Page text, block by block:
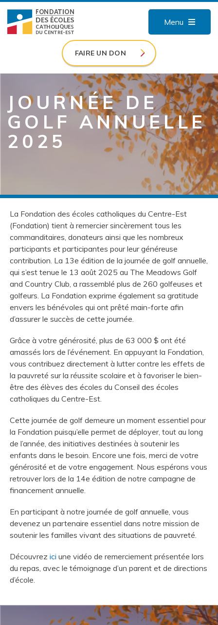
Menu
FAIRE UN DON
JOURNÉE DE
GOLF ANNUELLE
2025
La Fondation des écoles catholiques du Centre-Est
(Fondation) tient à remercier sincèrement tous les
commanditaires, donateurs ainsi que les nombreux
participants et participantes pour leur généreuse
contribution. La 13e édition de la journée de golf annuelle,
qui s’est tenue le 13 août 2025 au The Meadows Golf
and Country Club, a rassemblé plus de 260 golfeuses et
golfeurs. La Fondation exprime également sa gratitude
envers les bénévoles qui ont prêté main-forte afin
d’assurer le succès de cette journée.
Grâce à votre générosité, plus de 63 000 $ ont été
amassés lors de l’événement. En appuyant la Fondation,
vous contribuez directement à lutter contre les effets de
la pauvreté sur la réussite scolaire et à favoriser le bien-
être des élèves des écoles du Conseil des écoles
catholiques du Centre-Est.
Cette journée de golf demeure un moment essentiel pour
la Fondation puisqu’elle permet de déployer, tout au long
de l’année, des initiatives destinées à soutenir les
enfants dans le besoin. Encore une fois, merci de votre
générosité et de votre engagement. Nous espérons vous
retrouver lors de la 14e édition de notre campagne de
financement annuelle.
En participant à notre journée de golf annuelle, vous
devenez un partenaire essentiel dans notre mission de
soutenir les familles vivant des situations de pauvreté.
Découvrez ici une vidéo de remerciement présentée lors
du repas, avec le témoignage d’un parent et de directions
d’école.